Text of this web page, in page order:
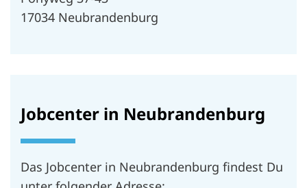
17034 Neubrandenburg
Jobcenter in Neubrandenburg
Das Jobcenter in Neubrandenburg findest Du